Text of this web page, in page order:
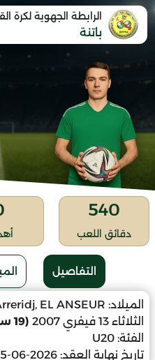
الرابطة الجهوية لكرة
باتنة
540
دقائق اللعب
التفاصيل
الميلاد: EL ANSEUR
الثلاثاء 13 فيفري 2007
(19 سنة)
الفئة: U20
تاريخ نهاية العقد: 2026-06-15